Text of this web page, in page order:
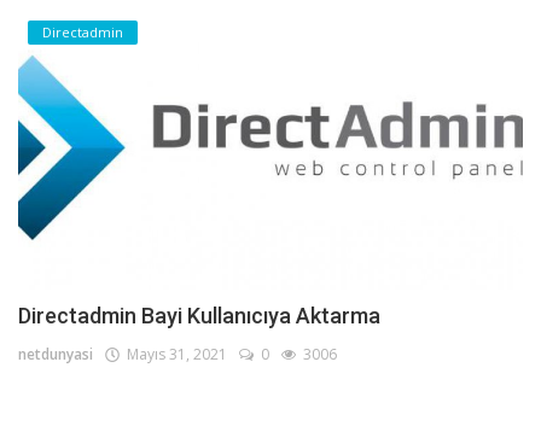
Directadmin
Directadmin Bayi Kullanıcıya Aktarma
netdunyasi Mayıs 31, 2021 0 3006